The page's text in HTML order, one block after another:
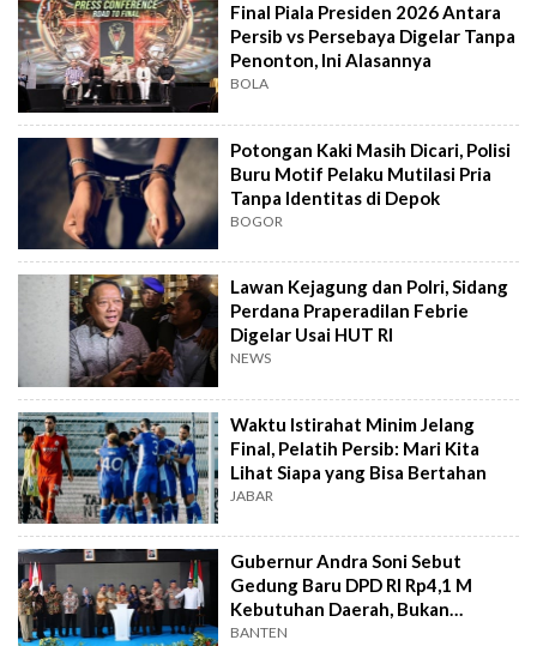
Final Piala Presiden 2026 Antara
Persib vs Persebaya Digelar Tanpa
Penonton, Ini Alasannya
BOLA
Potongan Kaki Masih Dicari, Polisi
Buru Motif Pelaku Mutilasi Pria
Tanpa Identitas di Depok
BOGOR
Lawan Kejagung dan Polri, Sidang
Perdana Praperadilan Febrie
Digelar Usai HUT RI
NEWS
Waktu Istirahat Minim Jelang
Final, Pelatih Persib: Mari Kita
Lihat Siapa yang Bisa Bertahan
JABAR
Gubernur Andra Soni Sebut
Gedung Baru DPD RI Rp4,1 M
Kebutuhan Daerah, Bukan
Senator
BANTEN